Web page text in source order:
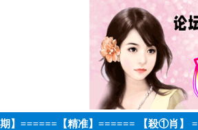
】======【精准】====== 【殺①肖】